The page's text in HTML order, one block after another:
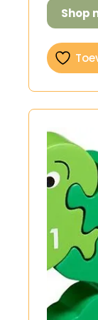
Shop